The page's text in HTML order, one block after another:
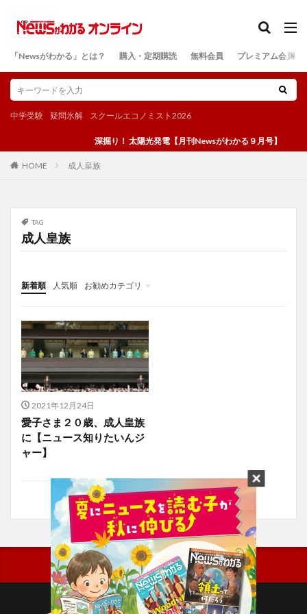
「Newsがわかる」とは？ 購入・定期購読 無料会員 プレミアム会員
中学受験 疑問氷解 スクールエコノミスト2026
深掘り！ 太陽光発電【月刊Newsがわかる９月号】
HOME 成人皇族
TAG
成人皇族
新着順 人気順
お勧めカテゴリ
投稿
学び
マンガ
電子書籍
2021年12月24日
愛子さま２０歳、成人皇族
に【ニュース知りたいんジ
ャー】
検索